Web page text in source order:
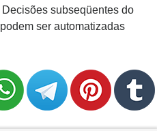
subseqüentes do
ser automatizadas